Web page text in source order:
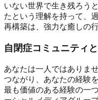
いない世界で生き残ろう
たという理解を持って、
再構築は、強力な癒しの行
自閉症コミュニティ
あなたは一人ではありま
つながり、あなたの経験
最も価値のある経験の一